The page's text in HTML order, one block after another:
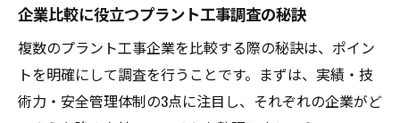
企業比較に役立つプラント工事調査の秘訣
複数のプラント工事企業を比較する際の秘訣は、ポイン
トを明確にして調査を行うことです。まずは、実績・技
術力・安全管理体制の3点に注目し、それぞれの企業がど